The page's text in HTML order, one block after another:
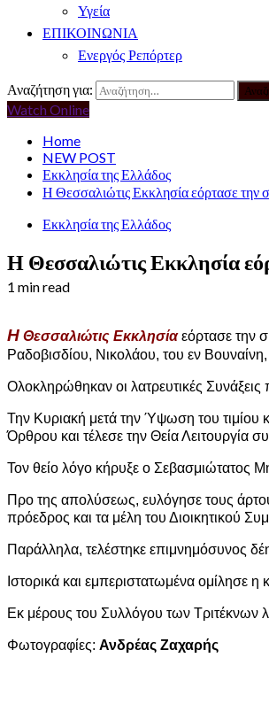
Υγεία
ΕΠΙΚΟΙΝΩΝΙΑ
Ενεργός Ρεπόρτερ
Αναζήτηση για:
Watch Online
Home
NEW POST
Εκκλησία της Ελλάδος
Η Θεσσαλιώτις Εκκλησία εόρτασε την
Εκκλησία της Ελλάδος
Η Θεσσαλιώτις Εκκλησία
1 min read
Η Θεσσαλιώτις Εκκλησίαεόρτασε την
Ραδοβισδίου, Νικολάου, του εν
Ολοκληρώθηκαν οι λατρευτικές
Την Κυριακή μετά την Ύψωση του τιμίου
Όρθρου και τέλεσε την Θεία Λειτουργία
Τον θείο λόγο κήρυξε ο Σεβασμιώτατος
Προ της απολύσεως, ευλόγησε τους
πρόεδρος και τα μέλη του Διοικητικού
Παράλληλα, τελέστηκε επιμνημόσυνος
Ιστορικά και εμπεριστατωμένα
Εκ μέρους του Συλλόγου των
Φωτογραφίες: Ανδρέας Ζαχαρής